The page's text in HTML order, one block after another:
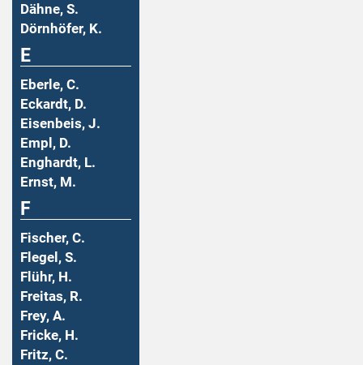
Dähne, S.
Dörnhöfer, K.
E
Eberle, C.
Eckardt, D.
Eisenbeis, J.
Empl, D.
Enghardt, L.
Ernst, M.
F
Fischer, C.
Flegel, S.
Flühr, H.
Freitas, R.
Frey, A.
Fricke, H.
Fritz, C.